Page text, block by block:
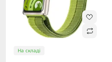
На складі